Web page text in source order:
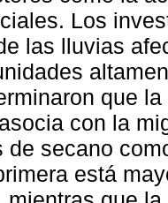
Los
las lluvias
que
con la
de secano
está